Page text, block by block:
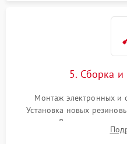
5. Сборка и
Монтаж электронных и
Установка новых
герметика. Для закрытых
заполнение инертным